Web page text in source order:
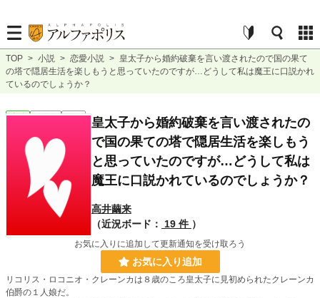
TOP > 小説 > 恋愛小説 > 皇太子から婚約破棄を言い渡されたので国の果て
の塔で隠居生活を楽しもうと思っていたのですが…どうして私は魔王に口説かれ
ているのでしょうか？
恋愛 連載中 長編
皇太子から婚約破棄を言い渡されたの
で国の果ての塔で隠居生活を楽しもう
と思っていたのですが…どうして私は
魔王に口説かれているのでしょうか？
高井繭来
（近況ボード：
19 件 ）
お気に入りに追加して更新通知を受け取ろう
お気に入り追加
リコリス・ロコニオ・クレーンカは８歳のころ皇太子に見初められたクレーンカ
伯爵の１人娘だ。